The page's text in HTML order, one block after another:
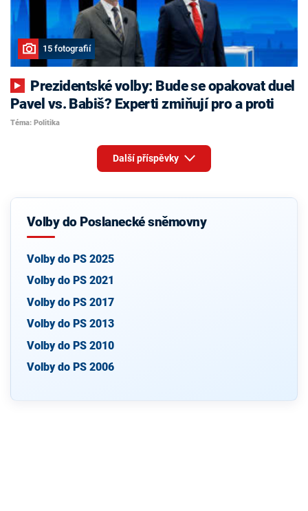
15 fotografií
Pavel vs. Babiš? Experti zmiňují pro a proti
Téma: Politika
Další příspěvky
Volby do Poslanecké sněmovny
Volby do PS 2025
Volby do PS 2021
Volby do PS 2017
Volby do PS 2013
Volby do PS 2010
Volby do PS 2006